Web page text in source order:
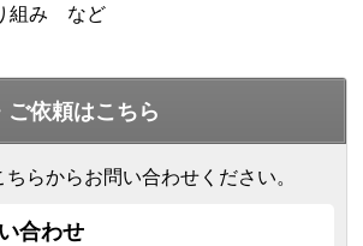
組み など
ご依頼はこちら
らからお問い合わせください。
合わせ